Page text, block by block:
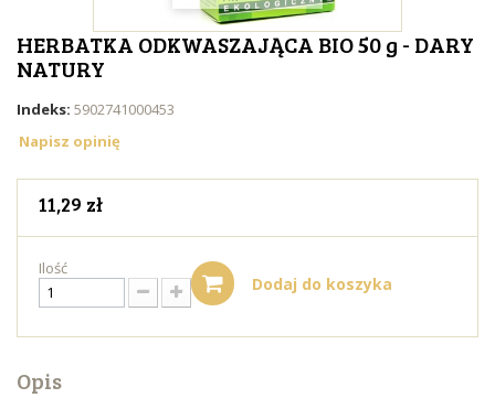
HERBATKA ODKWASZAJĄCA BIO 50 g - DARY
NATURY
Indeks: 5902741000453
Napisz opinię
11,29 zł
Ilość
Dodaj do koszyka
Opis